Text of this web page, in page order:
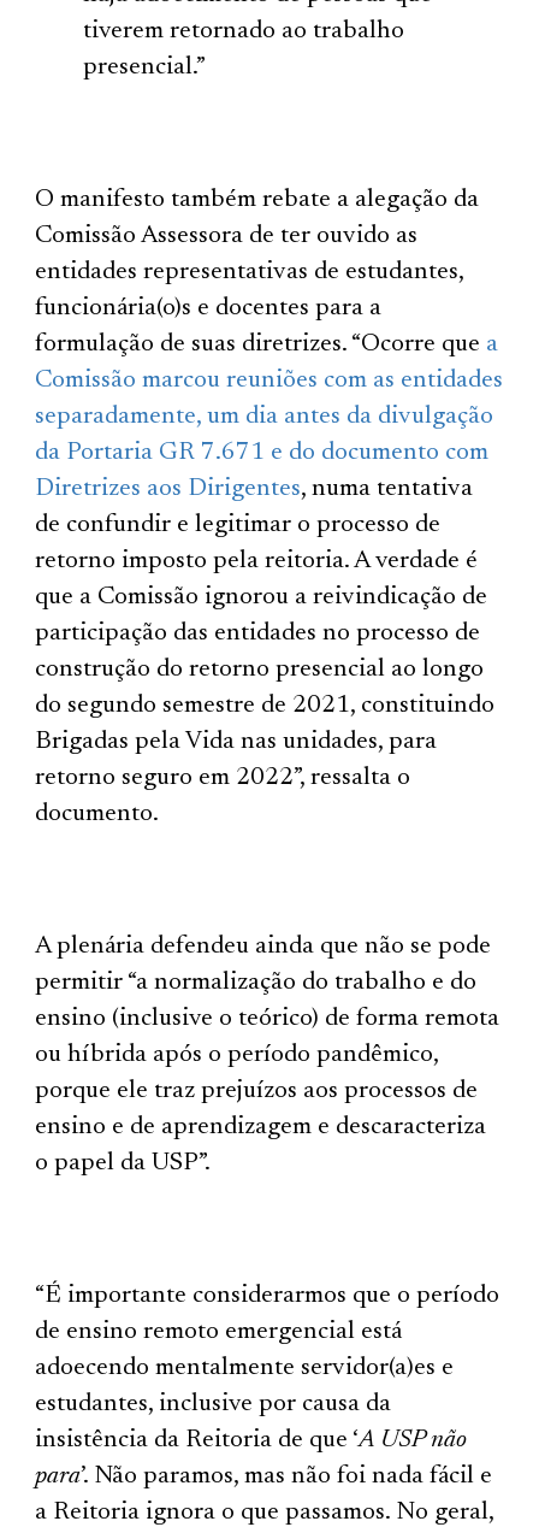
tiverem retornado ao trabalho
presencial.”
O manifesto também rebate a alegação da
Comissão Assessora de ter ouvido as
entidades representativas de estudantes,
funcionária(o)s e docentes para a
formulação de suas diretrizes. “Ocorre que a
Comissão marcou reuniões com as entidades
separadamente, um dia antes da divulgação
da Portaria GR 7.671 e do documento com
Diretrizes aos Dirigentes, numa tentativa
de confundir e legitimar o processo de
retorno imposto pela reitoria. A verdade é
que a Comissão ignorou a reivindicação de
participação das entidades no processo de
construção do retorno presencial ao longo
do segundo semestre de 2021, constituindo
Brigadas pela Vida nas unidades, para
retorno seguro em 2022”, ressalta o
documento.
A plenária defendeu ainda que não se pode
permitir “a normalização do trabalho e do
ensino (inclusive o teórico) de forma remota
ou híbrida após o período pandêmico,
porque ele traz prejuízos aos processos de
ensino e de aprendizagem e descaracteriza
o papel da USP”.
“É importante considerarmos que o período
de ensino remoto emergencial está
adoecendo mentalmente servidor(a)es e
estudantes, inclusive por causa da
insistência da Reitoria de que ‘A USP não
para’. Não paramos, mas não foi nada fácil e
a Reitoria ignora o que passamos. No geral,